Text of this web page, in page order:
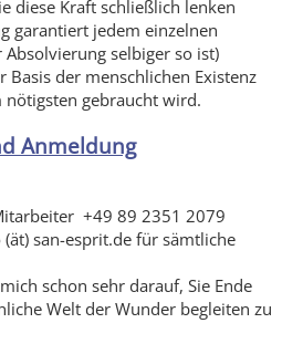
diese Kraft schließlich lenken
garantiert jedem einzelnen
Absolvierung selbiger so ist)
der menschlichen Existenz
gebraucht wird.
Anmeldung
+49 89 2351 2079
san-esprit.de für sämtliche
schon sehr darauf, Sie Ende
Welt der Wunder begleiten zu